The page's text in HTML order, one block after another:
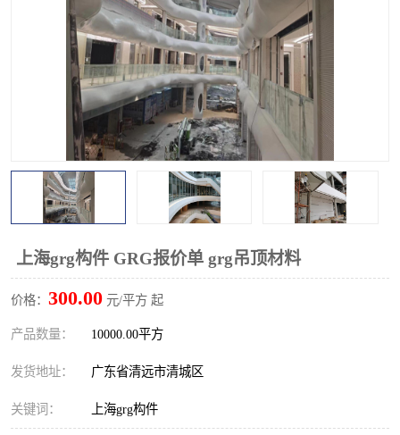
上海grg构件 GRG报价单 grg吊顶材料
价格： 300.00 元/平方 起
产品数量： 10000.00平方
发货地址： 广东省清远市清城区
关键词： 上海grg构件
UHPC幕墙板 GRC树池坐凳
UHPC树池坐凳